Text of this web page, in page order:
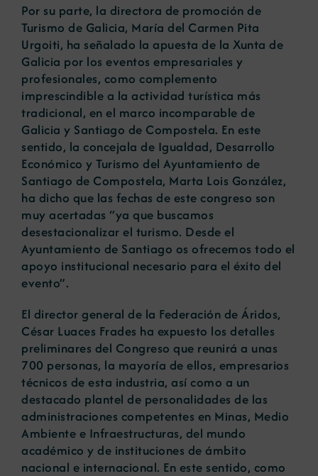
Por su parte, la directora de promoción de
Turismo de Galicia, María del Carmen Pita
Urgoiti, ha señalado la apuesta de la Xunta de
Galicia por los eventos empresariales y
profesionales, como complemento
imprescindible a la actividad turística más
tradicional, en el marco incomparable de
Galicia y Santiago de Compostela. En este
sentido, la concejala de Igualdad, Desarrollo
Económico y Turismo del Ayuntamiento de
Santiago de Compostela, Marta Lois González,
ha dicho que las fechas de este congreso son
muy acertadas “ya que buscamos
desestacionalizar el turismo. Desde el
Ayuntamiento de Santiago os ofrecemos todo el
apoyo institucional necesario para el éxito del
evento”.
El director general de la Federación de Áridos,
César Luaces Frades ha expuesto los detalles
preliminares del Congreso que reunirá a unas
700 personas, la mayoría de ellos, empresarios
técnicos de esta industria, así como a un
destacado plantel de personalidades de las
administraciones competentes en Minas, Medio
Ambiente e Infraestructuras, del mundo
académico y de instituciones de ámbito
nacional e internacional. En este sentido, como